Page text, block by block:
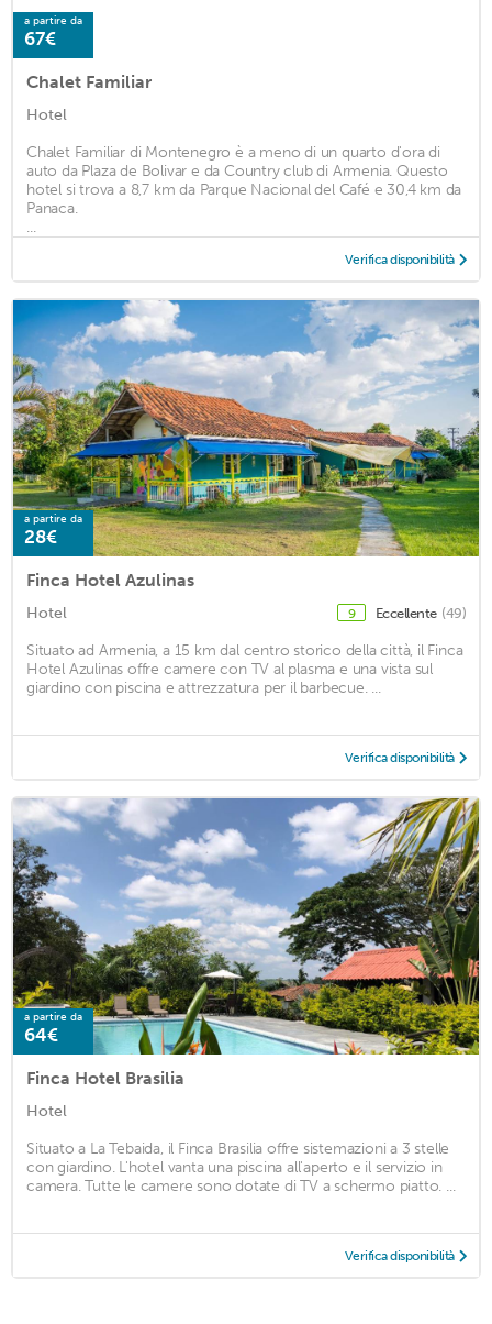
a partire da
67€
Chalet Familiar
Hotel
Chalet Familiar di Montenegro è a meno di un quarto d'ora di
auto da Plaza de Bolivar e da Country club di Armenia. Questo
hotel si trova a 8,7 km da Parque Nacional del Café e 30,4 km da
Panaca.
...
Verifica disponibilità
a partire da
28€
Finca Hotel Azulinas
Hotel 9 Eccellente (49)
Situato ad Armenia, a 15 km dal centro storico della città, il Finca
Hotel Azulinas offre camere con TV al plasma e una vista sul
giardino con piscina e attrezzatura per il barbecue. ...
Verifica disponibilità
a partire da
64€
Finca Hotel Brasilia
Hotel
Situato a La Tebaida, il Finca Brasilia offre sistemazioni a 3 stelle
con giardino. L'hotel vanta una piscina all'aperto e il servizio in
camera. Tutte le camere sono dotate di TV a schermo piatto. ...
Verifica disponibilità